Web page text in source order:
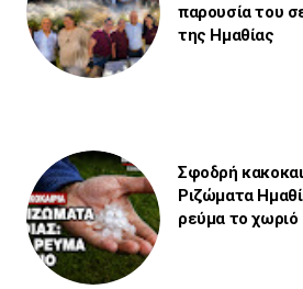
παρουσία του
της Ημαθίας
Σφοδρή
Ριζώματα
ρεύμα το χωριό